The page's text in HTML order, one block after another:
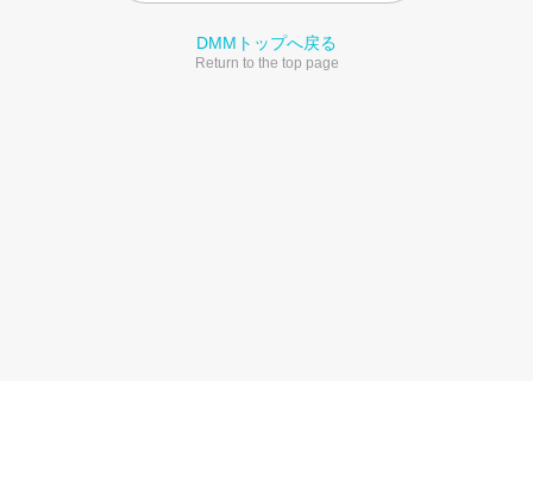
DMMトップへ戻る
Return to the top page